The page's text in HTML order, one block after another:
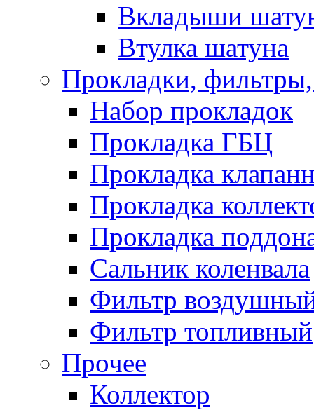
Вкладыши
Втулка шатуна
Прокладки,
Набор прокладок
Прокладка ГБЦ
Прокладка
Прокладка
Прокладка
Сальник коленвала
Фильтр
Фильтр топливный
Прочее
Коллектор